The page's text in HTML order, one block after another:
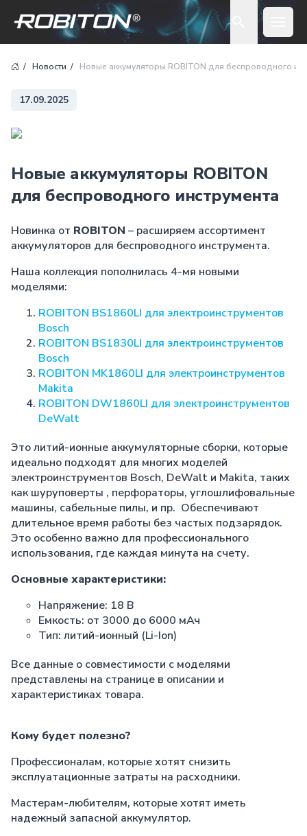
Новости Новые аккумуляторы ROBITON для беспроводного
17.09.2025
Новые аккумуляторы ROBITON
для беспроводного инструмента
Новинка от ROBITON – расширяем ассортимент
аккумуляторов для беспроводного инструмента.
Наша коллекция пополнилась 4-мя новыми
моделями:
ROBITON BS1860LI для электроинструментов
Bosch
ROBITON BS1830LI для электроинструментов
Bosch
ROBITON MK1860LI для электроинструментов
Makita
ROBITON DW1860LI для электроинструментов
DeWalt
Это литий-ионные аккумуляторные сборки, которые
идеально подходят для многих моделей
электроинструментов Bosch, DeWalt и Makita, таких
как шуруповерты , перфораторы, углошлифовальные
машины, сабельные пилы, и пр. Обеспечивают
длительное время работы без частых подзарядок.
Это особенно важно для профессионального
использования, где каждая минута на счету.
Основные характеристики:
Напряжение: 18 В
Емкость: от 3000 до 6000 мАч
Тип: литий-ионный (Li-Ion)
Все данные о совместимости с моделями
представлены на странице в описании и
характеристиках товара.
Кому будет полезно?
Профессионалам, которые хотят снизить
эксплуатационные затраты на расходники.
Мастерам-любителям, которые хотят иметь
надежный запасной аккумулятор.